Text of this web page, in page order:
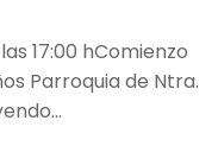
17:00 hComienzo
Parroquia de Ntra.